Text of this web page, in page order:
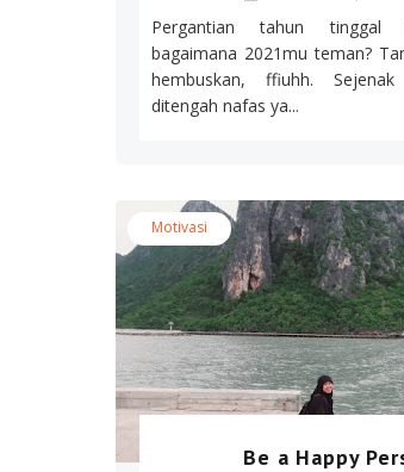
Pergantian tahun tinggal
bagaimana 2021mu teman?
hembuskan, ffiuhh.
ditengah nafas ya...
Motivasi
Be a Happy